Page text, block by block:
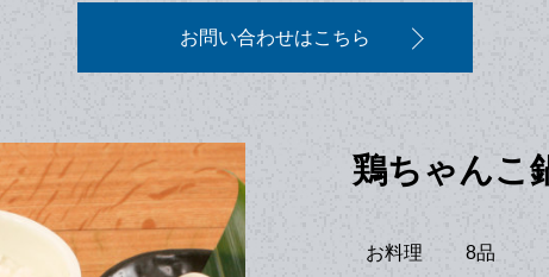
お問い合わせはこちら
鶏ちゃんこ
お料理 8品